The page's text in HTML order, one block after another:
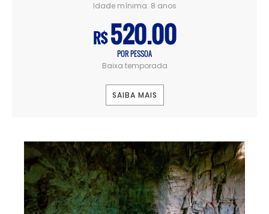
Idade mínima: 8 anos
R$520.00
POR PESSOA
Baixa temporada
SAIBA MAIS